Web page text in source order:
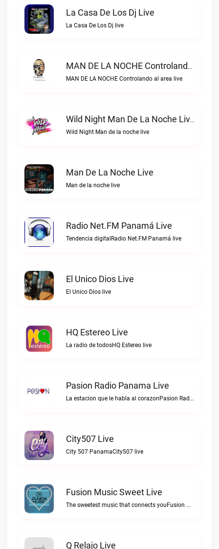
La Casa De Los Dj Live
La Casa De Los Dj live
MAN DE LA NOCHE Controlando Al Area Live
MAN DE LA NOCHE Controlando al area live
Wild Night Man De La Noche Live
Wild Night Man de la noche live
Man De La Noche Live
Man de la noche live
Radio Net.FM Panamá Live
Tendencia digitalRadio Net.FM Panamá live
El Unico Dios Live
El Unico Dios live
HQ Estereo Live
La radio de todosHQ Estereo live
Pasion Radio Panama Live
La estacion que le habla al corazonPasion Radio Panama live
City507 Live
City 507 PanamaCity507 live
Fusion Music Sweet Live
The sweetest music that connects youFusion Music Sweet live
Q Relajo Live